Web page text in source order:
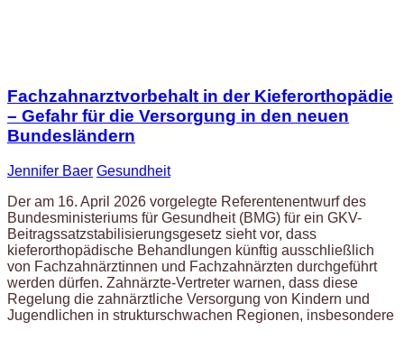
Fachzahnarztvorbehalt in der Kieferorthopädie
– Gefahr für die Versorgung in den neuen
Bundesländern
Jennifer Baer Gesundheit
Der am 16. April 2026 vorgelegte Referentenentwurf des
Bundesministeriums für Gesundheit (BMG) für ein GKV-
Beitragssatzstabilisierungsgesetz sieht vor, dass
kieferorthopädische Behandlungen künftig ausschließlich
von Fachzahnärztinnen und Fachzahnärzten durchgeführt
werden dürfen. Zahnärzte-Vertreter warnen, dass diese
Regelung die zahnärztliche Versorgung von Kindern und
Jugendlichen in strukturschwachen Regionen, insbesondere